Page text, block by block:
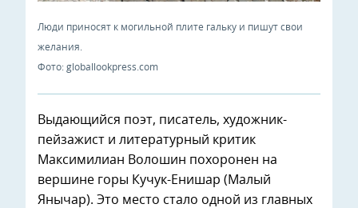
Люди приносят к могильной плите гальку и пишут свои
желания.
Фото: globallookpress.com
Выдающийся поэт, писатель, художник-
пейзажист и литературный критик
Максимилиан Волошин похоронен на
вершине горы Кучук-Енишар (Малый
Янычар). Это место стало одной из главных